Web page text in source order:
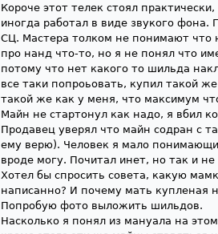
Короче этот телек стоял
иногда работал в виде звукого
СЦ. Мастера толком не понимают что
про нанд что-то, но я не понял что
потому что нет какого то шильда
все таки попроьовать, купил такой
такой же как у меня, что максимум
Майн не стартонул как надо, я вбил
Продавец уверял что майн содран с
ему верю). Человек я мало
вроде могу. Почитал инет, но так и
Хотел бы спросить совета, какую
написанно? И почему мать купленая
Попробую фото выложить шильдов.
Насколько я понял из мануала на